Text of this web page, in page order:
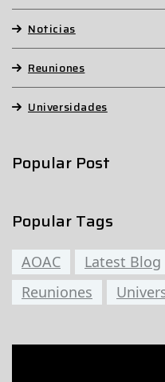
Noticias
Reuniones
Universidades
Popular Post
Popular Tags
AOAC Latest Blog
Reuniones